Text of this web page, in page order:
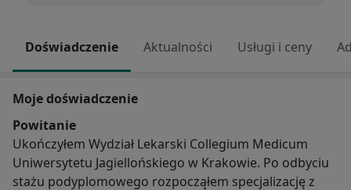
Doświadczenie Aktualności Usługi i ceny
Moje doświadczenie
Powitanie
Ukończyłem Wydział Lekarski Collegium Medicum
Uniwersytetu Jagiellońskiego w Krakowie. Po odbyciu
stażu podyplomowego rozpocząłem specjalizację z